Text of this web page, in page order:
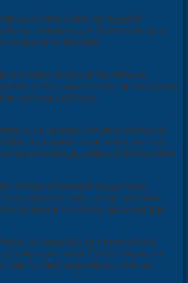
мне никто не подарит
каждого дня. Прости меня, и
и я стану нежным трепетным
чтобы дарить тебе наслаждение
на нежной скрипке, который
Я неправа, я виновата, но твоё
Любви потерялся среди моих
отношению к тебе, но ты можешь
и оказалась за горизонтами
властвует тьма. Прости меня, и я